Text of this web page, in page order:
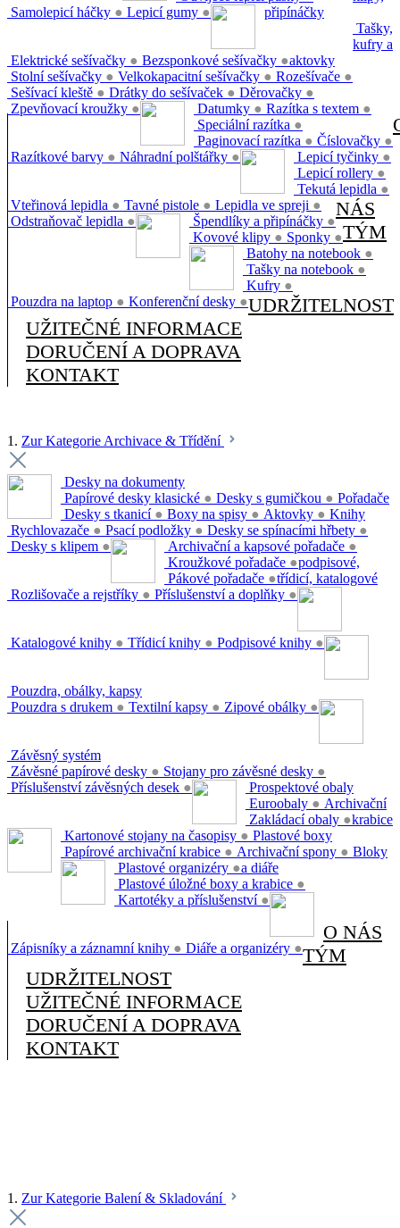
Samolepicí háčky ● Lepicí gumy ●
Elektrické sešívačky ● Bezsponkové sešívačky ●
Stolní sešívačky ● Velkokapacitní sešívačky ● Rozešívače ●
Sešívací kleště ● Drátky do sešívaček ● Děrovačky ●
Zpevňovací kroužky ● Datumky ● Razítka s textem ●
Speciální razítka ●
Paginovací razítka ● Číslovačky ●
Razítkové barvy ● Náhradní polštářky ● Lepicí tyčinky ●
Lepicí rollery ●
Tekutá lepidla ●
Vteřinová lepidla ● Tavné pistole ● Lepidla ve spreji ●
Odstraňovač lepidla ●
připínáčky
Špendlíky a připínáčky ●
Kovové klipy ● Sponky ●
Tašky,
kufry a
aktovky
Batohy na notebook ●
Tašky na notebook ●
Kufry ●
Pouzdra na laptop ● Konferenční desky ●
NÁS
TÝM
UDRŽITELNOST
UŽITEČNÉ INFORMACE
DORUČENÍ A DOPRAVA
KONTAKT
1. Zur Kategorie Archivace & Třídění
Desky na dokumenty
Papírové desky klasické ● Desky s gumičkou ●
Desky s tkanicí ● Boxy na spisy ● Aktovky ●
Rychlovazače ● Psací podložky ● Desky se spínacími hřbety ●
Desky s klipem ●
Pořadače
Archivační a kapsové pořadače ●
Kroužkové pořadače ●
Pákové pořadače ●
Rozlišovače a rejstříky ● Příslušenství a doplňky ●
Knihy
podpisové,
třídicí, katalogové
Katalogové knihy ● Třídicí knihy ● Podpisové knihy ●
Pouzdra, obálky, kapsy
Pouzdra s drukem ● Textilní kapsy ● Zipové obálky ●
Závěsný systém
Závěsné papírové desky ● Stojany pro závěsné desky ●
Příslušenství závěsných desek ●
Prospektové obaly
Euroobaly ●
Zakládací obaly ●
Archivační
krabice
Kartonové stojany na časopisy ●
Papírové archivační krabice ● Archivační spony ●
Plastové boxy
Plastové organizéry ●
Plastové úložné boxy a krabice ●
Kartotéky a příslušenství ●
Bloky
a diáře
Zápisníky a záznamní knihy ● Diáře a organizéry ●
O NÁS
TÝM
UDRŽITELNOST
UŽITEČNÉ INFORMACE
DORUČENÍ A DOPRAVA
KONTAKT
1. Zur Kategorie Balení & Skladování